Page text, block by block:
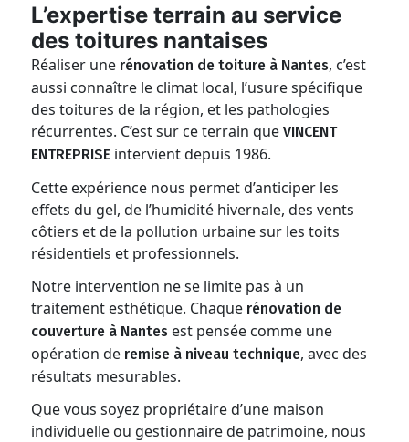
L’expertise terrain au service
des toitures nantaises
Réaliser une rénovation de toiture à Nantes, c’est
aussi connaître le climat local, l’usure spécifique
des toitures de la région, et les pathologies
récurrentes. C’est sur ce terrain queVINCENT
ENTREPRISE intervient depuis 1986.
Cette expérience nous permet d’anticiper les
effets du gel, de l’humidité hivernale, des vents
côtiers et de la pollution urbaine sur les toits
résidentiels et professionnels.
Notre intervention ne se limite pas à un
traitement esthétique. Chaque rénovation de
couverture à Nantes est pensée comme une
opération de remise à niveau technique, avec des
résultats mesurables.
Que vous soyez propriétaire d’une maison
individuelle ou gestionnaire de patrimoine, nous